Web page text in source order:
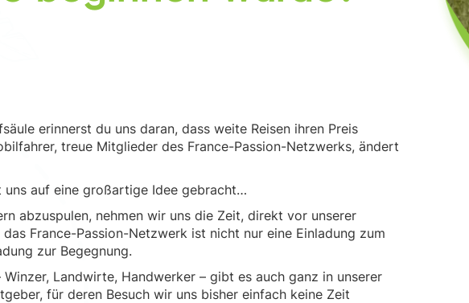
erinnerst du uns daran, dass weite Reisen ihren Preis
treue Mitglieder des France-Passion-Netzwerks, ändert
uns auf eine großartige Idee gebracht…
abzuspulen, nehmen wir uns die Zeit, direkt vor unserer
das France-Passion-Netzwerk ist nicht nur eine Einladung zum
zur Begegnung.
Landwirte, Handwerker – gibt es auch ganz in unserer
für deren Besuch wir uns bisher einfach keine Zeit